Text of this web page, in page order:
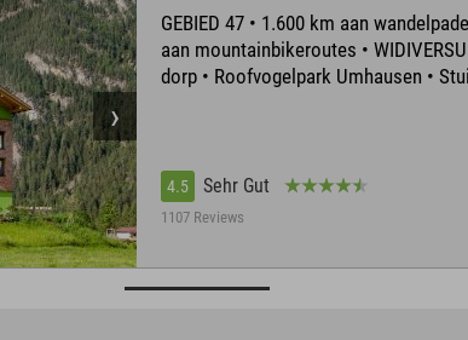
GEBIED 47 • 1.600 km aan
aan mountainbikeroutes •
dorp • Roofvogelpark Umhausen •
4.5 Sehr Gut
1107 Reviews